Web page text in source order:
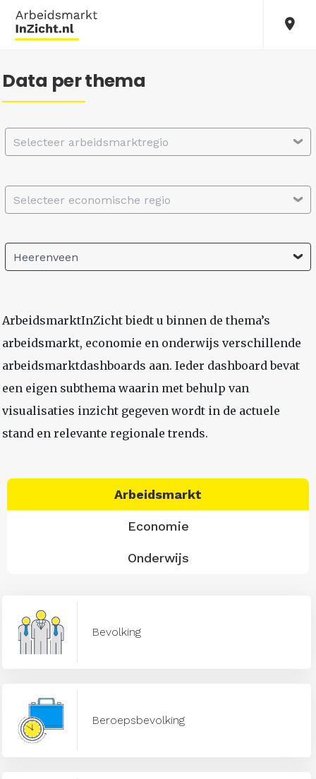
Data per thema
Selecteer arbeidsmarktregio
Selecteer economische regio
Heerenveen
ArbeidsmarktInZicht biedt u binnen de thema’s
arbeidsmarkt, economie en onderwijs verschillende
arbeidsmarktdashboards aan. Ieder dashboard bevat
een eigen subthema waarin met behulp van
visualisaties inzicht gegeven wordt in de actuele
stand en relevante regionale trends.
Arbeidsmarkt
Economie
Onderwijs
Bevolking
Beroepsbevolking